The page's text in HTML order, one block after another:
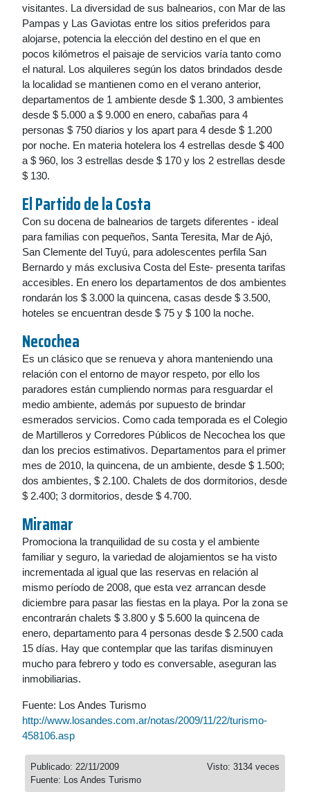
visitantes. La diversidad de sus balnearios, con Mar de las
Pampas y Las Gaviotas entre los sitios preferidos para
alojarse, potencia la elección del destino en el que en
pocos kilómetros el paisaje de servicios varía tanto como
el natural. Los alquileres según los datos brindados desde
la localidad se mantienen como en el verano anterior,
departamentos de 1 ambiente desde $ 1.300, 3 ambientes
desde $ 5.000 a $ 9.000 en enero, cabañas para 4
personas $ 750 diarios y los apart para 4 desde $ 1.200
por noche. En materia hotelera los 4 estrellas desde $ 400
a $ 960, los 3 estrellas desde $ 170 y los 2 estrellas desde
$ 130.
El Partido de la Costa
Con su docena de balnearios de targets diferentes - ideal
para familias con pequeños, Santa Teresita, Mar de Ajó,
San Clemente del Tuyú, para adolescentes perfila San
Bernardo y más exclusiva Costa del Este- presenta tarifas
accesibles. En enero los departamentos de dos ambientes
rondarán los $ 3.000 la quincena, casas desde $ 3.500,
hoteles se encuentran desde $ 75 y $ 100 la noche.
Necochea
Es un clásico que se renueva y ahora manteniendo una
relación con el entorno de mayor respeto, por ello los
paradores están cumpliendo normas para resguardar el
medio ambiente, además por supuesto de brindar
esmerados servicios. Como cada temporada es el Colegio
de Martilleros y Corredores Públicos de Necochea los que
dan los precios estimativos. Departamentos para el primer
mes de 2010, la quincena, de un ambiente, desde $ 1.500;
dos ambientes, $ 2.100. Chalets de dos dormitorios, desde
$ 2.400; 3 dormitorios, desde $ 4.700.
Miramar
Promociona la tranquilidad de su costa y el ambiente
familiar y seguro, la variedad de alojamientos se ha visto
incrementada al igual que las reservas en relación al
mismo período de 2008, que esta vez arrancan desde
diciembre para pasar las fiestas en la playa. Por la zona se
encontrarán chalets $ 3.800 y $ 5.600 la quincena de
enero, departamento para 4 personas desde $ 2.500 cada
15 días. Hay que contemplar que las tarifas disminuyen
mucho para febrero y todo es conversable, aseguran las
inmobiliarias.
Fuente: Los Andes Turismo
http://www.losandes.com.ar/notas/2009/11/22/turismo-
458106.asp
Visto: 3134 veces
Publicado: 22/11/2009
Fuente: Los Andes Turismo